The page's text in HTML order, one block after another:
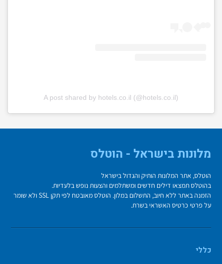
A post shared by hotels.co.il (@hotels.co.il)
מלונות בישראל - הוטלס
הוטלס, אתר המלונות הותיק והגדול בישראל
בהוטלס תמצאו דילים חדשים ומשתלמים והצעות נופש בלעדיות.
הזמנה באתר ללא חיוב, התשלום במלון. הוטלס מאובטח לפי תקן SSL ולא שומר
על פרטי כרטיס האשראי בשרת.
כללי